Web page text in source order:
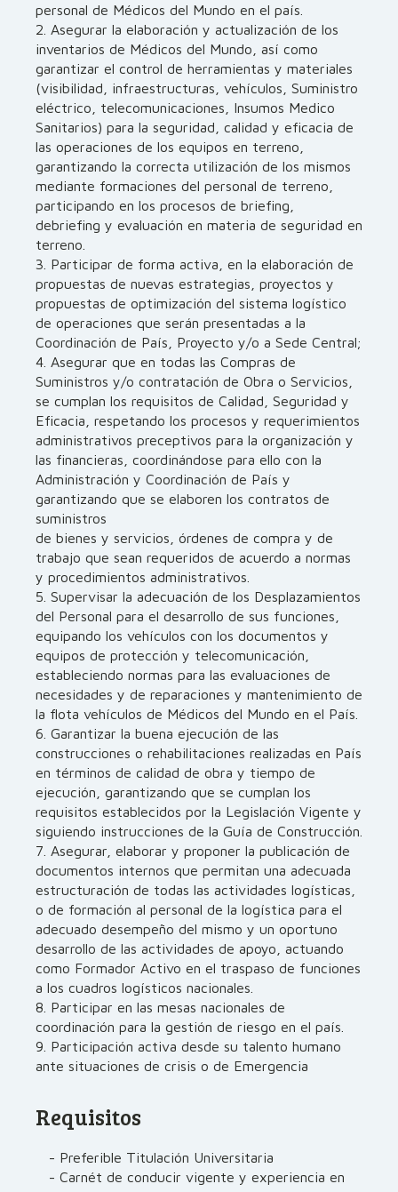
personal de Médicos del Mundo en el país.
2. Asegurar la elaboración y actualización de los
inventarios de Médicos del Mundo, así como
garantizar el control de herramientas y materiales
(visibilidad, infraestructuras, vehículos, Suministro
eléctrico, telecomunicaciones, Insumos Medico
Sanitarios) para la seguridad, calidad y eficacia de
las operaciones de los equipos en terreno,
garantizando la correcta utilización de los mismos
mediante formaciones del personal de terreno,
participando en los procesos de briefing,
debriefing y evaluación en materia de seguridad en
terreno.
3. Participar de forma activa, en la elaboración de
propuestas de nuevas estrategias, proyectos y
propuestas de optimización del sistema logístico
de operaciones que serán presentadas a la
Coordinación de País, Proyecto y/o a Sede Central;
4. Asegurar que en todas las Compras de
Suministros y/o contratación de Obra o Servicios,
se cumplan los requisitos de Calidad, Seguridad y
Eficacia, respetando los procesos y requerimientos
administrativos preceptivos para la organización y
las financieras, coordinándose para ello con la
Administración y Coordinación de País y
garantizando que se elaboren los contratos de
suministros
de bienes y servicios, órdenes de compra y de
trabajo que sean requeridos de acuerdo a normas
y procedimientos administrativos.
5. Supervisar la adecuación de los Desplazamientos
del Personal para el desarrollo de sus funciones,
equipando los vehículos con los documentos y
equipos de protección y telecomunicación,
estableciendo normas para las evaluaciones de
necesidades y de reparaciones y mantenimiento de
la flota vehículos de Médicos del Mundo en el País.
6. Garantizar la buena ejecución de las
construcciones o rehabilitaciones realizadas en País
en términos de calidad de obra y tiempo de
ejecución, garantizando que se cumplan los
requisitos establecidos por la Legislación Vigente y
siguiendo instrucciones de la Guía de Construcción.
7. Asegurar, elaborar y proponer la publicación de
documentos internos que permitan una adecuada
estructuración de todas las actividades logísticas,
o de formación al personal de la logística para el
adecuado desempeño del mismo y un oportuno
desarrollo de las actividades de apoyo, actuando
como Formador Activo en el traspaso de funciones
a los cuadros logísticos nacionales.
8. Participar en las mesas nacionales de
coordinación para la gestión de riesgo en el país.
9. Participación activa desde su talento humano
ante situaciones de crisis o de Emergencia
Requisitos
- Preferible Titulación Universitaria
- Carnét de conducir vigente y experiencia en